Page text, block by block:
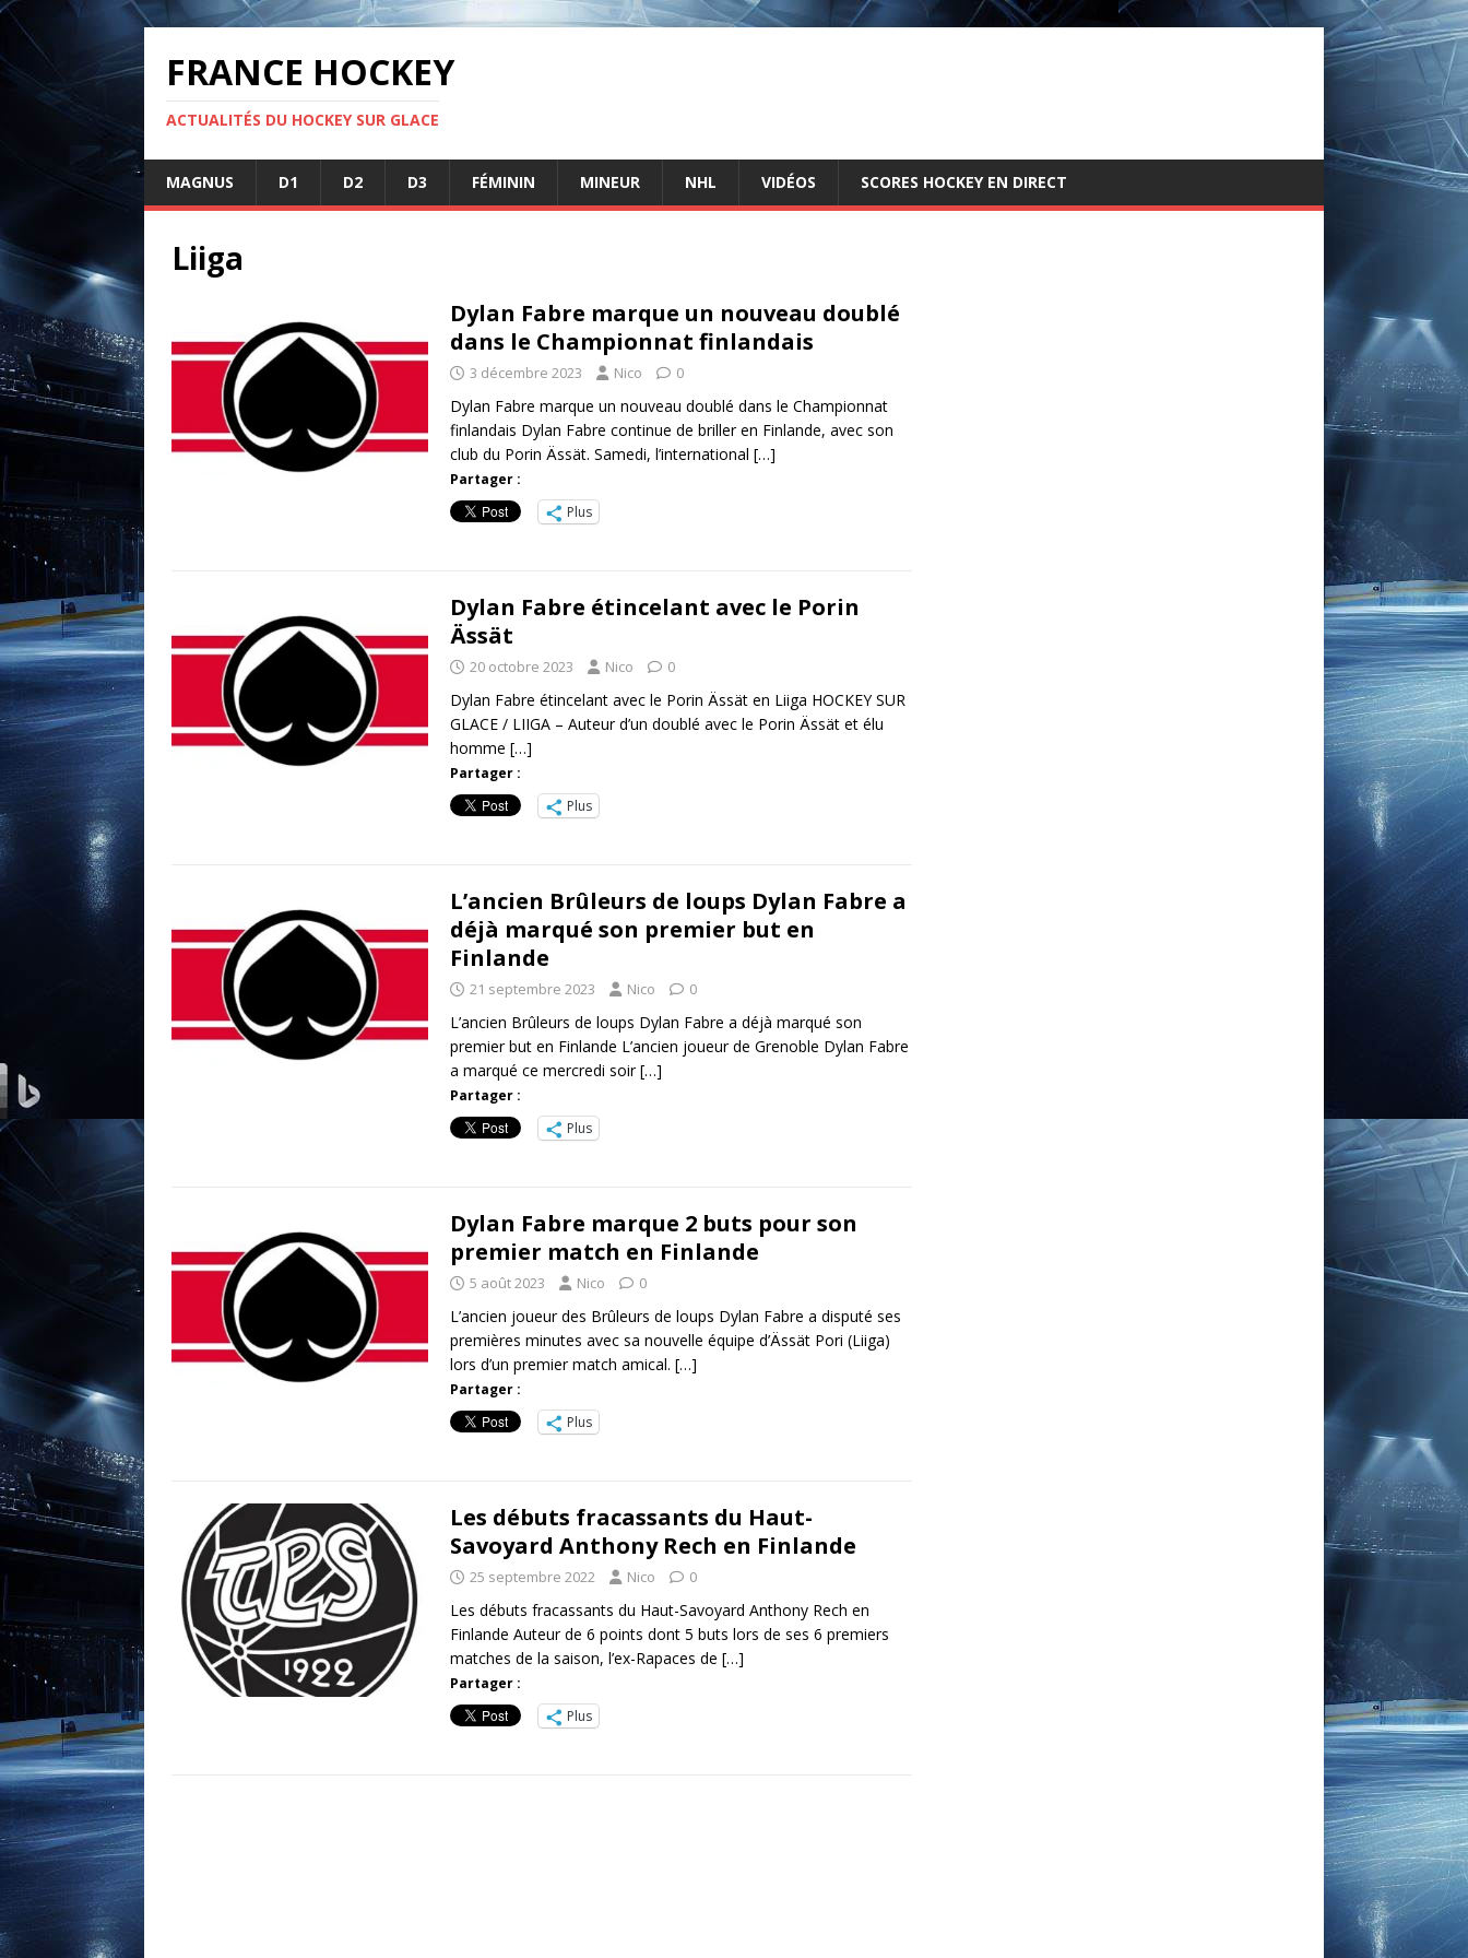
FRANCE HOCKEY
ACTUALITÉS DU HOCKEY SUR GLACE
MAGNUS D1 D2 D3 FÉMININ MINEUR NHL VIDÉOS SCORES HOCKEY EN DIRECT
Liiga
Dylan Fabre marque un nouveau doublé
dans le Championnat finlandais
3 décembre 2023 Nico 0
Dylan Fabre marque un nouveau doublé dans le Championnat
finlandais Dylan Fabre continue de briller en Finlande, avec son
club du Porin Ässät. Samedi, l’international […]
Partager :
Plus
Dylan Fabre étincelant avec le Porin
Ässät
20 octobre 2023 Nico 0
Dylan Fabre étincelant avec le Porin Ässät en Liiga HOCKEY SUR
GLACE / LIIGA – Auteur d’un doublé avec le Porin Ässät et élu
homme […]
Partager :
Plus
L’ancien Brûleurs de loups Dylan Fabre a
déjà marqué son premier but en
Finlande
21 septembre 2023 Nico 0
L’ancien Brûleurs de loups Dylan Fabre a déjà marqué son
premier but en Finlande L’ancien joueur de Grenoble Dylan Fabre
a marqué ce mercredi soir[…]
Partager :
Plus
Dylan Fabre marque 2 buts pour son
premier match en Finlande
5 août 2023 Nico 0
L’ancien joueur des Brûleurs de loups Dylan Fabre a disputé ses
premières minutes avec sa nouvelle équipe d’Ässät Pori (Liiga)
lors d’un premier match amical. […]
Partager :
Plus
Les débuts fracassants du Haut-
Savoyard Anthony Rech en Finlande
25 septembre 2022 Nico 0
Les débuts fracassants du Haut-Savoyard Anthony Rech en
Finlande Auteur de 6 points dont 5 buts lors de ses 6 premiers
matches de la saison, l’ex-Rapaces de […]
Partager :
Plus